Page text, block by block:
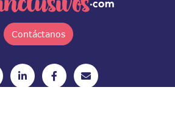
Contáctanos